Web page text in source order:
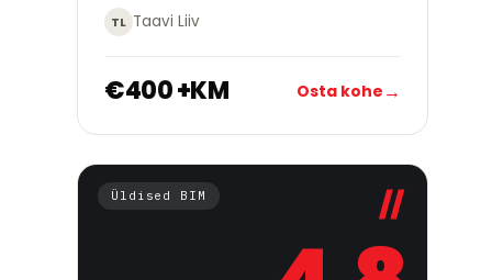
TL Taavi Liiv
€400 +KM Osta kohe →
Üldised BIM